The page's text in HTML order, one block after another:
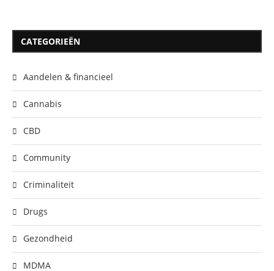
CATEGORIEËN
Aandelen & financieel
Cannabis
CBD
Community
Criminaliteit
Drugs
Gezondheid
MDMA